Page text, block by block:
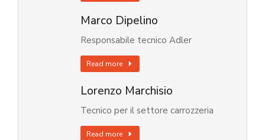
Marco Dipelino
Responsabile tecnico Adler
Read more
Lorenzo Marchisio
Tecnico per il settore carrozzeria
Read more